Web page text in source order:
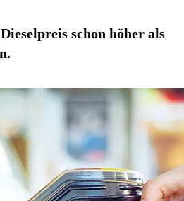
schon höher als